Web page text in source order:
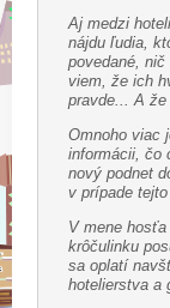
Aj medzi
nájdu ľudia,
povedané,
viem, že ich
pravde... A že
Omnoho viac
informácii, čo
nový podnet
v prípade
V mene
krôčulinku
sa oplatí
hotelierstva a